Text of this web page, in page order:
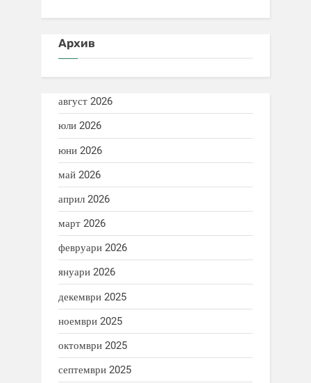
Архив
август 2026
юли 2026
юни 2026
май 2026
април 2026
март 2026
февруари 2026
януари 2026
декември 2025
ноември 2025
октомври 2025
септември 2025